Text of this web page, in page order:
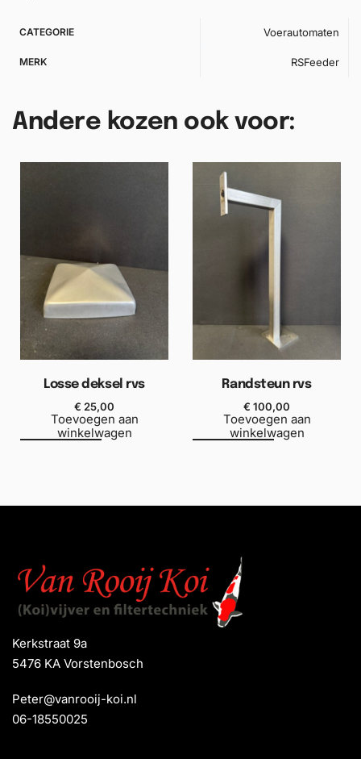
CATEGORIE Voerautomaten
MERK RSFeeder
Andere kozen ook voor:
Losse deksel rvs
€ 25,00
Toevoegen aan
winkelwagen
Randsteun rvs
€ 100,00
Toevoegen aan
winkelwagen
Kerkstraat 9a
5476 KA Vorstenbosch
Peter@vanrooij-koi.nl
06-18550025